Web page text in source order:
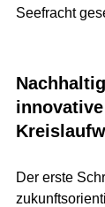
Seefracht
Der erste